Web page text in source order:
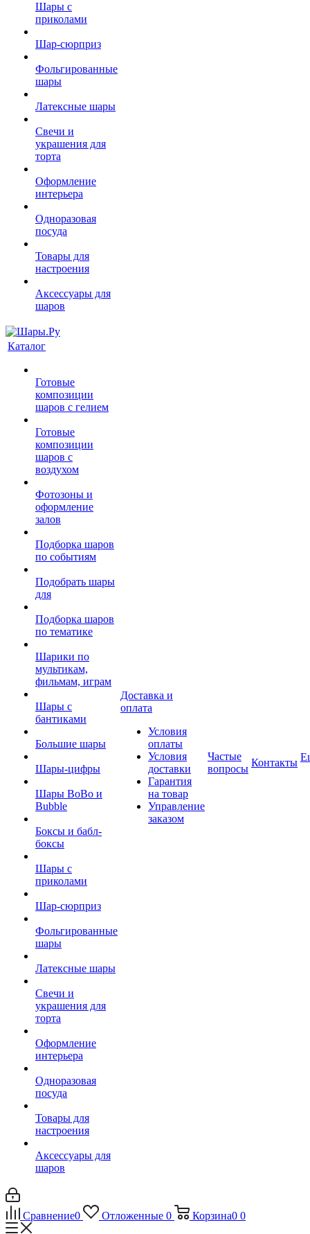
Шары с
приколами
Шар-сюрприз
Фольгированные
шары
Латексные шары
Свечи и
украшения для
торта
Оформление
интерьера
Одноразовая
посуда
Товары для
настроения
Аксессуары для
шаров
Каталог
Готовые
композиции
шаров с гелием
Готовые
композиции
шаров с
воздухом
Фотозоны и
оформление
залов
Подборка шаров
по событиям
Подобрать шары
для
Подборка шаров
по тематике
Шарики по
мультикам,
фильмам, играм
Шары с
бантиками
Большие шары
Шары-цифры
Шары BoBo и
Bubble
Боксы и бабл-
боксы
Шары с
приколами
Шар-сюрприз
Фольгированные
шары
Латексные шары
Свечи и
украшения для
торта
Оформление
интерьера
Одноразовая
посуда
Товары для
настроения
Аксессуары для
шаров
Доставка и
оплата
Условия
оплаты
Условия
доставки
Гарантия
на товар
Управление
заказом
Частые
вопросы
Контакты
Сравнение0 Отложенные 0 Корзина0 0